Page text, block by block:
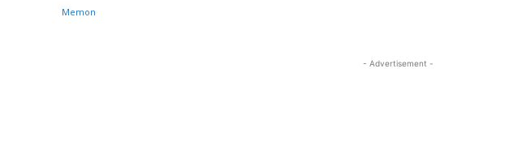
- Advertisement -